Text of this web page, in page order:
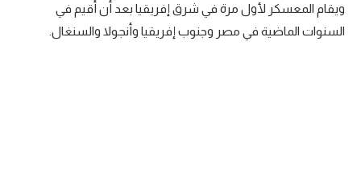
سعودي في الجول
ويقام المعسكر لأول مرة في شرق إفريقيا بعد أن أقيم في
السنوات الماضية في مصر وجنوب إفريقيا وأنجولا والسنغال.